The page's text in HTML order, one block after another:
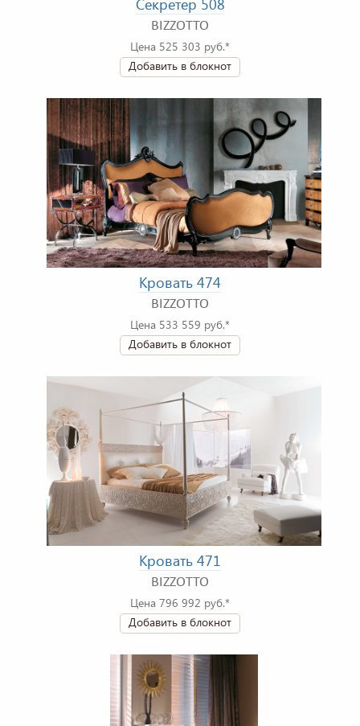
Секретер 508
BIZZOTTO
Цена 525 303 руб.*
Добавить в блокнот
Кровать 474
BIZZOTTO
Цена 533 559 руб.*
Добавить в блокнот
Кровать 471
BIZZOTTO
Цена 796 992 руб.*
Добавить в блокнот